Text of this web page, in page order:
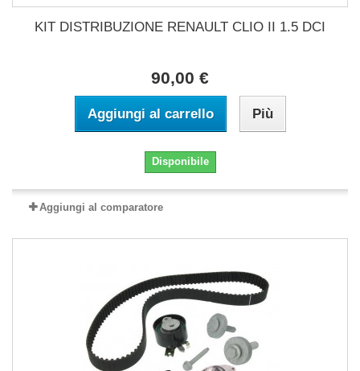
KIT DISTRIBUZIONE RENAULT CLIO II 1.5 DCI
90,00 €
Aggiungi al carrello Più
Disponibile
Aggiungi al comparatore